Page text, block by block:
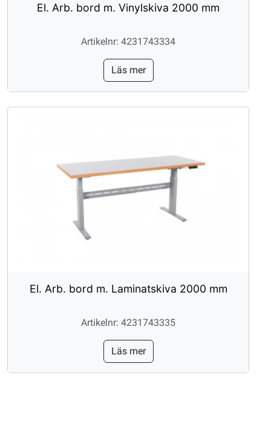
El. Arb. bord m. Vinylskiva 2000 mm
Artikelnr: 4231743334
Läs mer
El. Arb. bord m. Laminatskiva 2000 mm
Artikelnr: 4231743335
Läs mer